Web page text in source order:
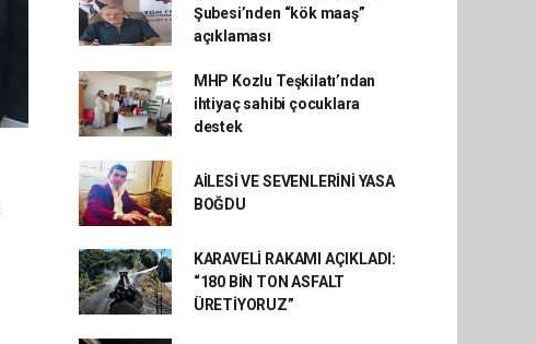
Şubesi’nden “kök maaş”
açıklaması
MHP Kozlu Teşkilatı’ndan
ihtiyaç sahibi çocuklara
destek
AİLESİ VE SEVENLERİNİ YASA
BOĞDU
KARAVELİ RAKAMI AÇIKLADI:
“180 BİN TON ASFALT
ÜRETİYORUZ”